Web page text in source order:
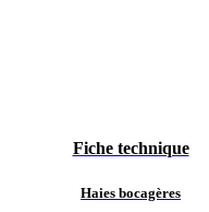
Fiche technique
Haies bocagères